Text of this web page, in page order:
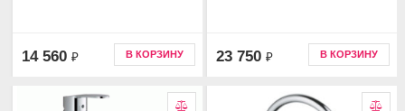
14 560 ₽ В КОРЗИНУ 23 750 ₽ В КОРЗИНУ